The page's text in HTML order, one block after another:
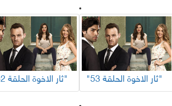
"ثار الاخوة الحلقة 53" "ثار الاخوة الحلقة 52"